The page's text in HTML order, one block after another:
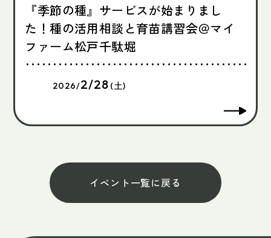
『季節の種』サービスが始まりまし
た！種の活用相談と育苗講習会＠マイ
ファーム松戸千駄堀
2026/2/28 (土)
イベント一覧に戻る